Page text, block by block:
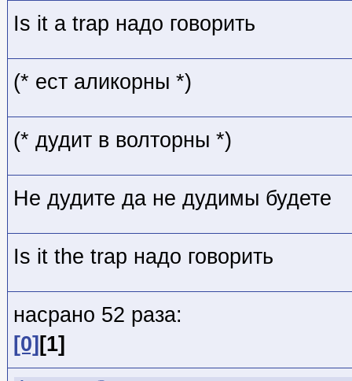
Is it a trap надо говорить
(* ест аликорны *)
(* дудит в волторны *)
Не дудите да не дудимы будете
Is it the trap надо говорить
насрано 52 раза:
[0] [1]